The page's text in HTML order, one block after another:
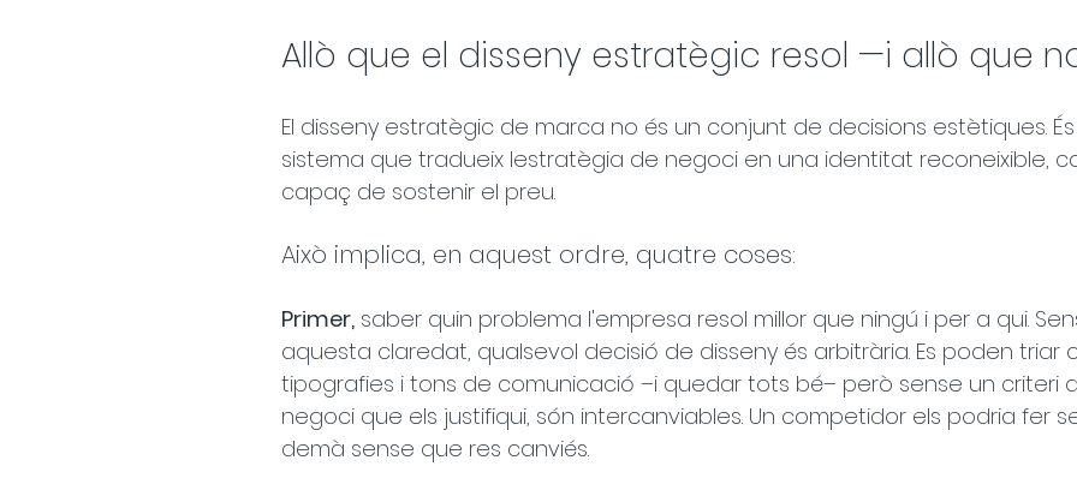
Allò que el disseny estratègic resol —i allò que
El disseny estratègic de marca no és un conjunt de decisions estètiques.
sistema que tradueix lestratègia de negoci en una identitat reconeixible,
capaç de sostenir el preu.
Això implica, en aquest ordre, quatre coses:
Primer, saber quin problema l'empresa resol millor que ningú i per a qui.
aquesta claredat, qualsevol decisió de disseny és arbitrària. Es poden triar
tipografies i tons de comunicació –i quedar tots bé– però sense un criteri
negoci que els justifiqui, són intercanviables. Un competidor els podria fer
demà sense que res canviés.